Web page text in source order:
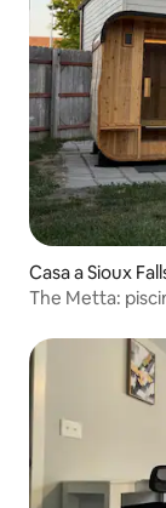
Casa a Sioux
The Metta: